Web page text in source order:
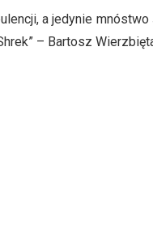
a jedynie
– Bartosz